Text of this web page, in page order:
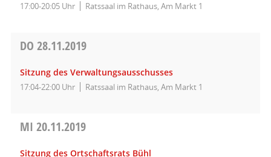
17:00-20:05 Uhr Ratssaal im Rathaus, Am Markt 1
DO 28.11.2019
Sitzung des Verwaltungsausschusses
17:04-22:00 Uhr Ratssaal im Rathaus, Am Markt 1
MI 20.11.2019
Sitzung des Ortschaftsrats Bühl